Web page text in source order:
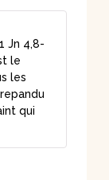
Jn 4,8-
le
les
qui